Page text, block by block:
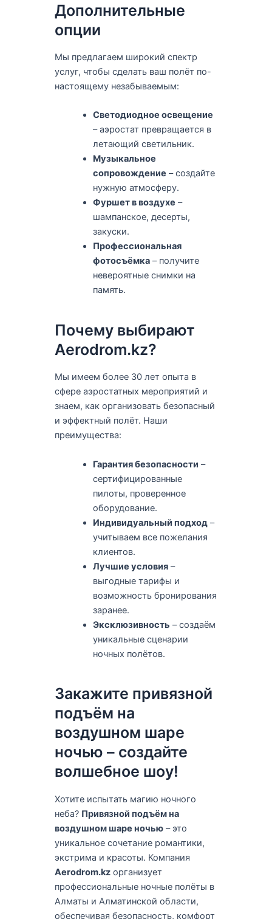
Дополнительные
опции
Мы предлагаем широкий спектр
услуг, чтобы сделать ваш полёт по-
настоящему незабываемым:
Светодиодное освещение
– аэростат превращается в
летающий светильник.
Музыкальное
сопровождение – создайте
нужную атмосферу.
Фуршет в воздухе –
шампанское, десерты,
закуски.
Профессиональная
фотосъёмка – получите
невероятные снимки на
память.
Почему выбирают
Aerodrom.kz?
Мы имеем более 30 лет опыта в
сфере аэростатных мероприятий и
знаем, как организовать безопасный
и эффектный полёт. Наши
преимущества:
Гарантия безопасности –
сертифицированные
пилоты, проверенное
оборудование.
Индивидуальный подход –
учитываем все пожелания
клиентов.
Лучшие условия –
выгодные тарифы и
возможность бронирования
заранее.
Эксклюзивность – создаём
уникальные сценарии
ночных полётов.
Закажите привязной
подъём на
воздушном шаре
ночью – создайте
волшебное шоу!
Хотите испытать магию ночного
неба? Привязной подъём на
воздушном шаре ночью– это
уникальное сочетание романтики,
экстрима и красоты. Компания
Aerodrom.kzорганизует
профессиональные ночные полёты в
Алматы и Алматинской области,
обеспечивая безопасность, комфорт